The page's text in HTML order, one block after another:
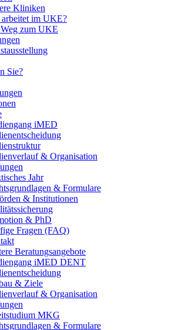
Kliniken
arbeitet im UKE?
zum UKE
Sie?
iMED
& Organisation
Jahr
& Formulare
& Institutionen
& PhD
Fragen (FAQ)
Beratungsangebote
iMED DENT
& Ziele
& Organisation
MKG
& Formulare